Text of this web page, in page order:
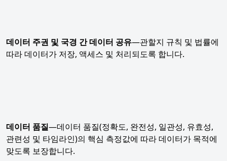
데이터 주권 및 국경 간 데이터 공유—관할지 규칙 및 법률에
따라 데이터가 저장, 액세스 및 처리되도록 합니다.
데이터 품질—데이터 품질(정확도, 완전성, 일관성, 유효성,
관련성 및 타임라인)의 핵심 측정값에 따라 데이터가 목적에
맞도록 보장합니다.